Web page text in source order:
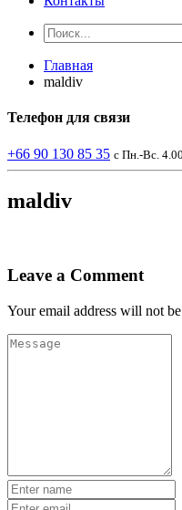
Главная
maldiv
Телефон для связи
+66 90 130 85 35 с Пн.-Вс.
maldiv
Leave a Comment
Your email address will not